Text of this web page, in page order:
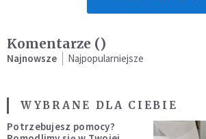
Komentarze ()
Najnowsze Najpopularniejsze
WYBRANE DLA CIEBIE
Potrzebujesz pomocy?